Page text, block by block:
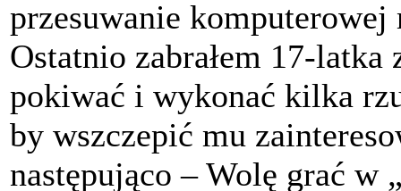
przesuwanie komputerowej
Ostatnio zabrałem 17-
pokiwać i wykonać kilka
by wszczepić mu
następująco – Wolę grać w